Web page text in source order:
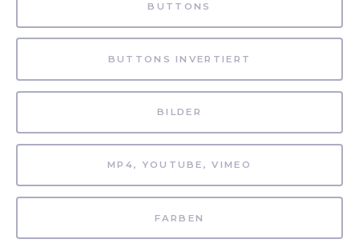
BUTTONS
BUTTONS INVERTIERT
BILDER
MP4, YOUTUBE, VIMEO
FARBEN